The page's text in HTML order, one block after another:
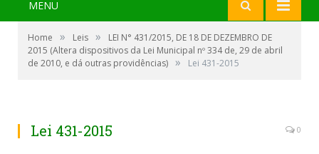
MENU
Home » Leis »
LEI N° 431/2015, DE 18 DE DEZEMBRO DE
2015 (Altera dispositivos da Lei Municipal nº 334 de, 29 de abril
de 2010, e dá outras providências) » Lei 431-2015
Lei 431-2015 0